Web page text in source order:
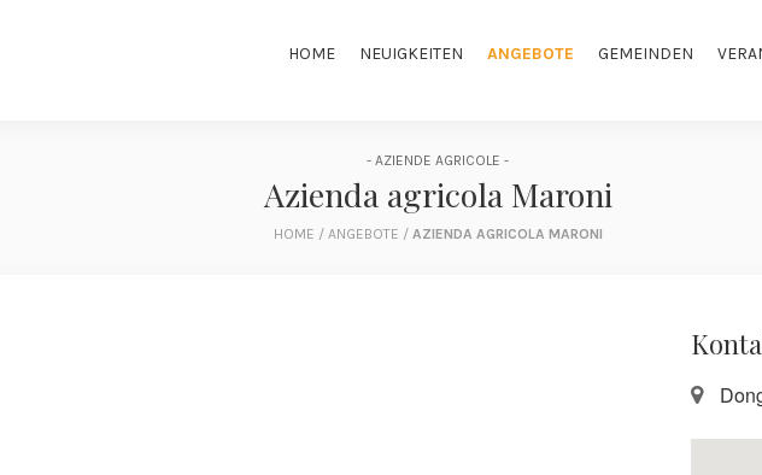
HOME NEUIGKEITEN ANGEBOTE GEMEINDEN
- AZIENDE AGRICOLE -
Azienda agricola Maroni
HOME / ANGEBOTE / AZIENDA AGRICOLA MARONI